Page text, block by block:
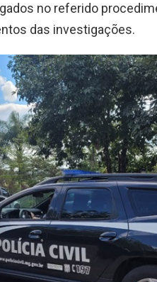
no referido
das investigações.